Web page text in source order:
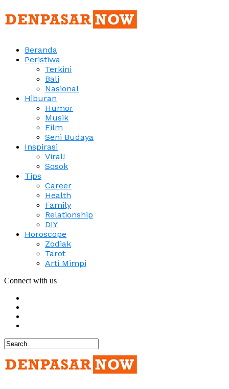
Beranda
Peristiwa
Terkini
Bali
Nasional
Hiburan
Humor
Musik
Film
Seni Budaya
Inspirasi
Viral!
Sosok
Tips
Career
Health
Family
Relationship
DIY
Horoscope
Zodiak
Tarot
Arti Mimpi
Connect with us